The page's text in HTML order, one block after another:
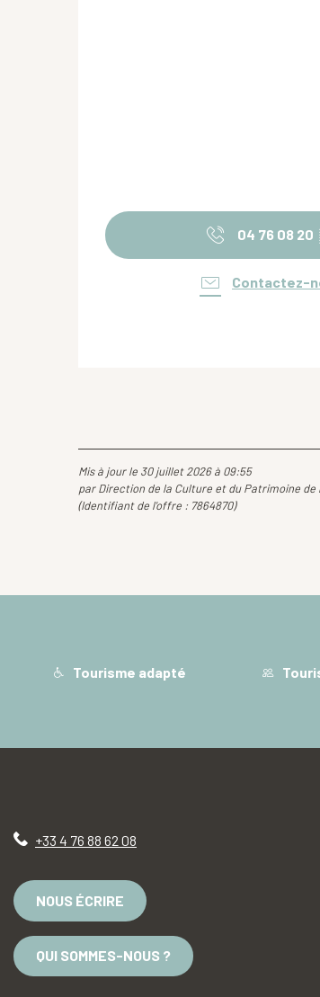
04 76 08 20
Contactez-
Mis à jour le 30 juillet 2026 à 09:55
par Direction de la Culture et du Patrimoine de
(Identifiant de l'offre : 7864870)
Tourisme adapté
+33 4 76 88 62 08
NOUS ÉCRIRE
QUI SOMMES-NOUS ?